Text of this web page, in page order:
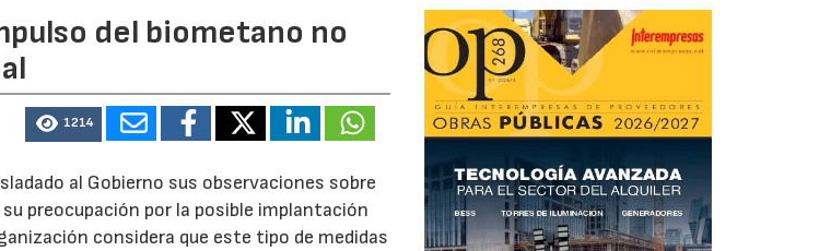
del biometano no
1214
al Gobierno sus observaciones sobre
preocupación por la posible implantación
considera que este tipo de medidas